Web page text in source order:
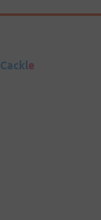
Cackle